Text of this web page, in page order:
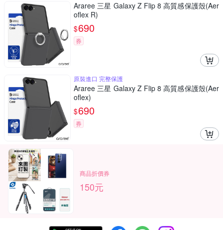
Araree 三星 Galaxy Z Flip 8 高質感保護殼(Aer
oflex R)
$690
券
原裝進口 完整保護
Araree 三星 Galaxy Z Flip 8 高質感保護殼(Aer
oflex)
$690
券
商品折價券
150元